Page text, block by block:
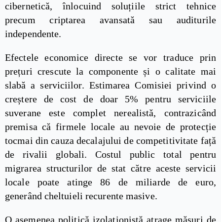
cibernetică, înlocuind soluțiile strict tehnice
precum criptarea avansată sau auditurile
independente.
Efectele economice directe se vor traduce prin
prețuri crescute la componente și o calitate mai
slabă a serviciilor. Estimarea Comisiei privind o
creștere de cost de doar 5% pentru serviciile
suverane este complet nerealistă, contrazicând
premisa că firmele locale au nevoie de protecție
tocmai din cauza decalajului de competitivitate față
de rivalii globali. Costul public total pentru
migrarea structurilor de stat către aceste servicii
locale poate atinge 86 de miliarde de euro,
generând cheltuieli recurente masive.
O asemenea politică izolaționistă atrage măsuri de